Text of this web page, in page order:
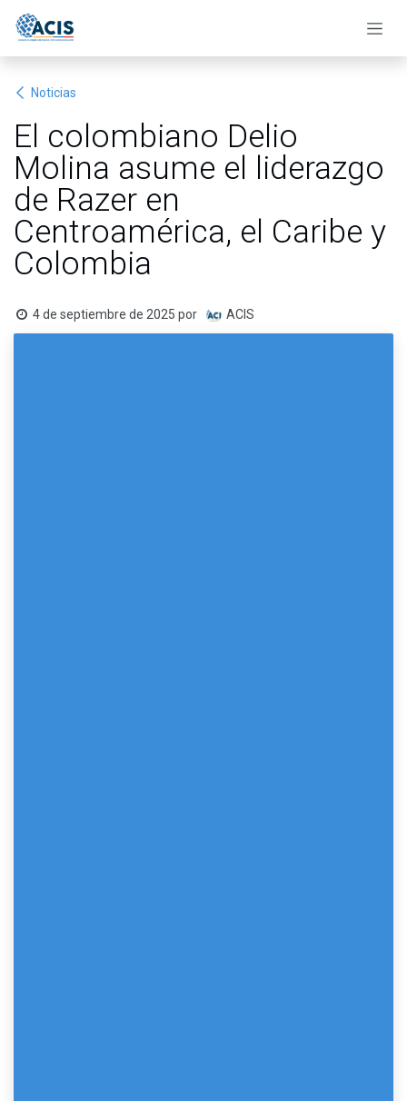
Noticias
El colombiano Delio
Molina asume el liderazgo
de Razer en
Centroamérica, el Caribe y
Colombia
4 de septiembre de 2025 por ACIS